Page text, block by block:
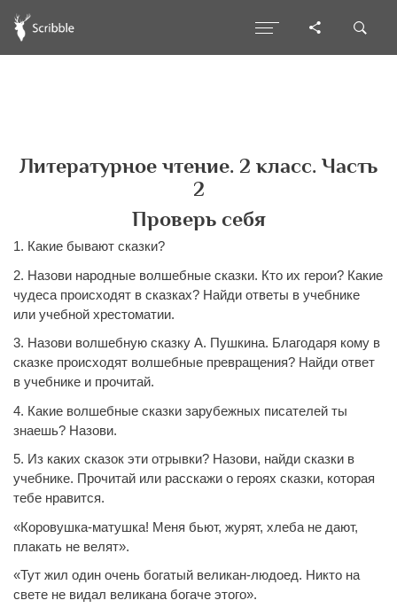
Литературное чтение. 2 класс. Часть
2
Проверь себя
1. Какие бывают сказки?
2. Назови народные волшебные сказки. Кто их герои? Какие
чудеса происходят в сказках? Найди ответы в учебнике
или учебной хрестоматии.
3. Назови волшебную сказку А. Пушкина. Благодаря кому в
сказке происходят волшебные превращения? Найди ответ
в учебнике и прочитай.
4. Какие волшебные сказки зарубежных писателей ты
знаешь? Назови.
5. Из каких сказок эти отрывки? Назови, найди сказки в
учебнике. Прочитай или расскажи о героях сказки, которая
тебе нравится.
«Коровушка-матушка! Меня бьют, журят, хлеба не дают,
плакать не велят».
«Тут жил один очень богатый великан-людоед. Никто на
свете не видал великана богаче этого».